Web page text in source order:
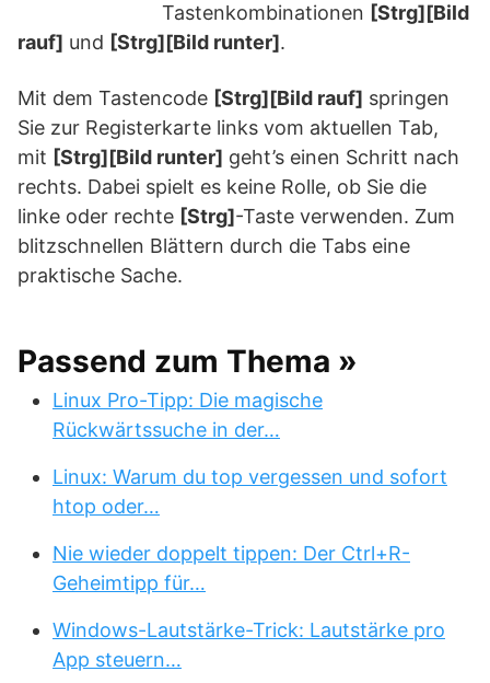
Tastenkombinationen [Strg][Bild
rauf] und [Strg][Bild runter].
Mit dem Tastencode [Strg][Bild rauf] springen
Sie zur Registerkarte links vom aktuellen Tab,
mit [Strg][Bild runter] geht’s einen Schritt nach
rechts. Dabei spielt es keine Rolle, ob Sie die
linke oder rechte [Strg]-Taste verwenden. Zum
blitzschnellen Blättern durch die Tabs eine
praktische Sache.
Passend zum Thema »
Linux Pro-Tipp: Die magische
Rückwärtssuche in der…
Linux: Warum du top vergessen und sofort
htop oder…
Nie wieder doppelt tippen: Der Ctrl+R-
Geheimtipp für…
Windows-Lautstärke-Trick: Lautstärke pro
App steuern…